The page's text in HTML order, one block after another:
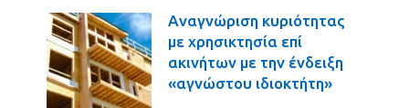
Αναγνώριση κυριότητας
με χρησικτησία επί
ακινήτων με την ένδειξη
«αγνώστου ιδιοκτήτη»